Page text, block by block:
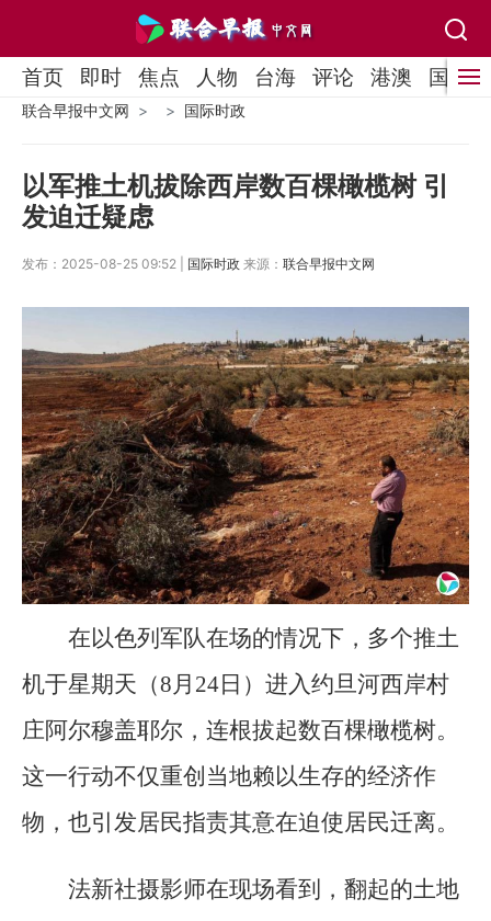
首页 即时 焦点 人物 台海 评论 港澳 国际
联合早报中文网 国际时政
以军推土机拔除西岸数百棵橄榄树 引
发迫迁疑虑
发布：2025-08-25 09:52 | 国际时政 来源： 联合早报中文网
在以色列军队在场的情况下，多个推土
机于星期天（8月24日）进入约旦河西岸村
庄阿尔穆盖耶尔，连根拔起数百棵橄榄树。
这一行动不仅重创当地赖以生存的经济作
物，也引发居民指责其意在迫使居民迁离。
法新社摄影师在现场看到，翻起的土地